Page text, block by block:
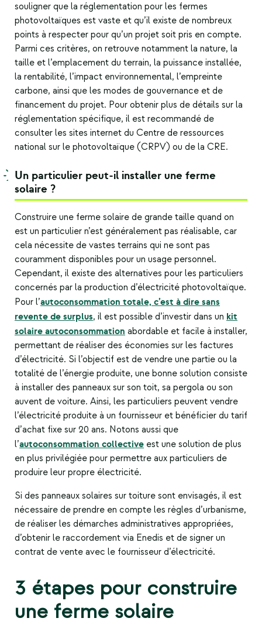
souligner que la réglementation pour les fermes
photovoltaïques est vaste et qu’il existe de nombreux
points à respecter pour qu’un projet soit pris en compte.
Parmi ces critères, on retrouve notamment la nature, la
taille et l’emplacement du terrain, la puissance installée,
la rentabilité, l’impact environnemental, l’empreinte
carbone, ainsi que les modes de gouvernance et de
financement du projet. Pour obtenir plus de détails sur la
réglementation spécifique, il est recommandé de
consulter les sites internet du Centre de ressources
national sur le photovoltaïque (CRPV) ou de la CRE.
Un particulier peut-il installer une ferme
solaire ?
Construire une ferme solaire de grande taille quand on
est un particulier n’est généralement pas réalisable, car
cela nécessite de vastes terrains qui ne sont pas
couramment disponibles pour un usage personnel.
Cependant, il existe des alternatives pour les particuliers
concernés par la production d’électricité photovoltaïque.
Pour l’autoconsommation totale, c’est à dire sans
revente de surplus, il est possible d’investir dans un kit
solaire autoconsommation abordable et facile à installer,
permettant de réaliser des économies sur les factures
d’électricité. Si l’objectif est de vendre une partie ou la
totalité de l’énergie produite, une bonne solution consiste
à installer des panneaux sur son toit, sa pergola ou son
auvent de voiture. Ainsi, les particuliers peuvent vendre
l’électricité produite à un fournisseur et bénéficier du tarif
d’achat fixe sur 20 ans. Notons aussi que
l’autoconsommation collective est une solution de plus
en plus privilégiée pour permettre aux particuliers de
produire leur propre électricité.
Si des panneaux solaires sur toiture sont envisagés, il est
nécessaire de prendre en compte les règles d’urbanisme,
de réaliser les démarches administratives appropriées,
d’obtenir le raccordement via Enedis et de signer un
contrat de vente avec le fournisseur d’électricité.
3 étapes pour construire
une ferme solaire